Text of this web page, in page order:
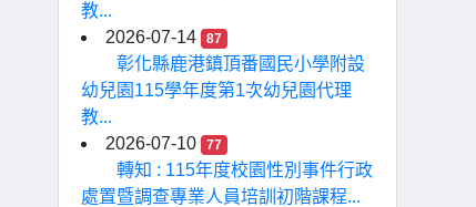
教...
2026-07-14
87
彰化縣鹿港鎮頂番國民小學附設
幼兒園115學年度第1次幼兒園代理
教...
2026-07-10
77
轉知 : 115年度校園性別事件行政
處置暨調查專業人員培訓初階課程...